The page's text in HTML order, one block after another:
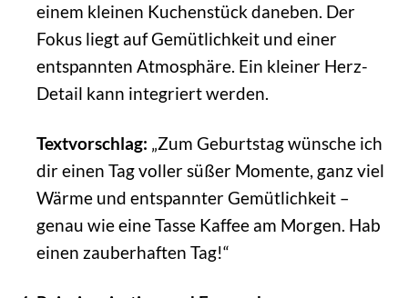
einem kleinen Kuchenstück daneben. Der
Fokus liegt auf Gemütlichkeit und einer
entspannten Atmosphäre. Ein kleiner Herz-
Detail kann integriert werden.
Textvorschlag: „Zum Geburtstag wünsche ich
dir einen Tag voller süßer Momente, ganz viel
Wärme und entspannter Gemütlichkeit –
genau wie eine Tasse Kaffee am Morgen. Hab
einen zauberhaften Tag!“